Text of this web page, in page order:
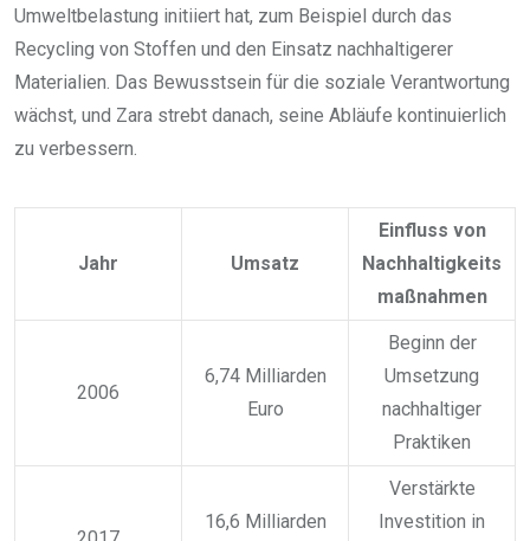
Umweltbelastung initiiert hat, zum Beispiel durch das
Recycling von Stoffen und den Einsatz nachhaltigerer
Materialien. Das Bewusstsein für die soziale Verantwortung
wächst, und Zara strebt danach, seine Abläufe kontinuierlich
zu verbessern.
Jahr Umsatz
Einfluss von
Nachhaltigkeits
maßnahmen
2006
6,74 Milliarden
Euro
Beginn der
Umsetzung
nachhaltiger
Praktiken
16,6 Milliarden
Verstärkte
Investition in